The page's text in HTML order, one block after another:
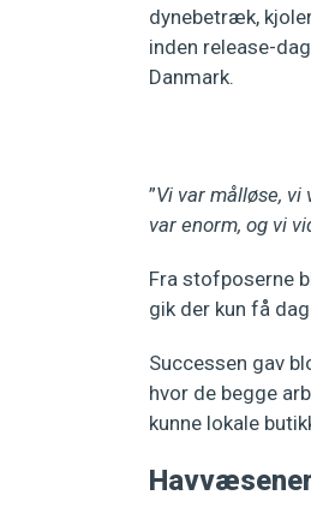
dynebetræk,
inden release-
Danmark.
”Vi var målløse, vi
var enorm, og vi
Fra stofposerne
gik der kun få
Successen gav
hvor de begge
kunne lokale